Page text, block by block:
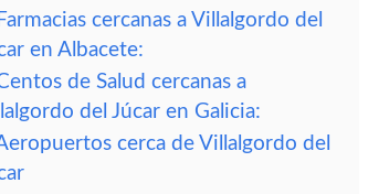
Farmacias cercanas a Villalgordo del
en Albacete:
de Salud cercanas a
del Júcar en Galicia:
cerca de Villalgordo del